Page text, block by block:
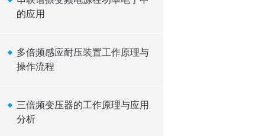
的应用
多倍频感应耐压装置工作原理与
操作流程
三倍频变压器的工作原理与应用
分析